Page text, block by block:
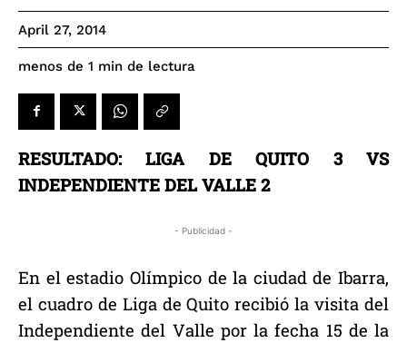
April 27, 2014
menos de 1 min de lectura
RESULTADO: LIGA DE QUITO 3 VS
INDEPENDIENTE DEL VALLE 2
- Publicidad -
En el estadio Olímpico de la ciudad de Ibarra,
el cuadro de Liga de Quito recibió la visita del
Independiente del Valle por la fecha 15 de la